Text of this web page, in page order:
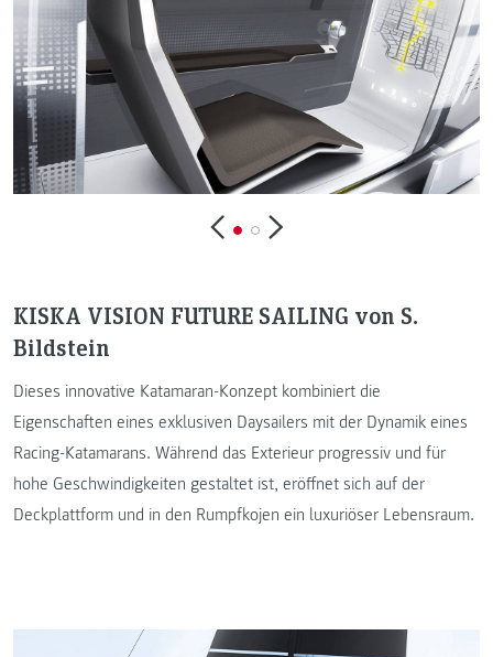
KISKA VISION FUTURE SAILING von S.
Bildstein
Dieses innovative Katamaran-Konzept kombiniert die
Eigenschaften eines exklusiven Daysailers mit der Dynamik eines
Racing-Katamarans. Während das Exterieur progressiv und für
hohe Geschwindigkeiten gestaltet ist, eröffnet sich auf der
Deckplattform und in den Rumpfkojen ein luxuriöser Lebensraum.